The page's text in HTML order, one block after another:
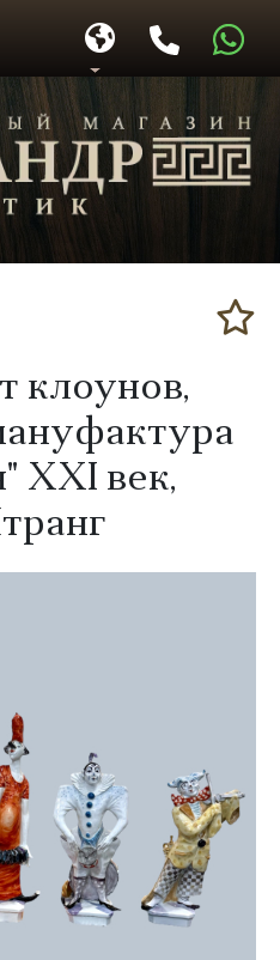
Антик
клоунов,
ХХI век,